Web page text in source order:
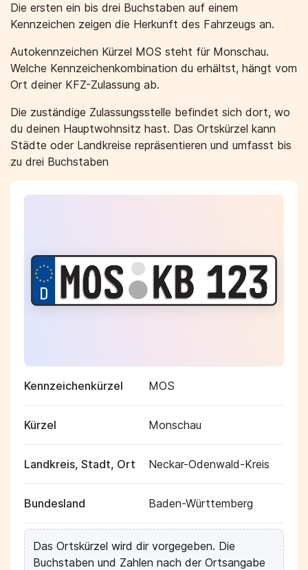
Die ersten ein bis drei Buchstaben auf einem
Kennzeichen zeigen die Herkunft des Fahrzeugs an.
Autokennzeichen Kürzel MOS steht für Monschau.
Welche Kennzeichenkombination du erhältst, hängt vom
Ort deiner KFZ-Zulassung ab.
Die zuständige Zulassungsstelle befindet sich dort, wo
du deinen Hauptwohnsitz hast. Das Ortskürzel kann
Städte oder Landkreise repräsentieren und umfasst bis
zu drei Buchstaben
Kennzeichenkürzel MOS
Kürzel Monschau
Landkreis, Stadt, Ort Neckar-Odenwald-Kreis
Bundesland Baden-Württemberg
Das Ortskürzel wird dir vorgegeben. Die
Buchstaben und Zahlen nach der Ortsangabe